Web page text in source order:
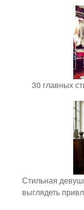
30 главных
Стильная
выглядеть